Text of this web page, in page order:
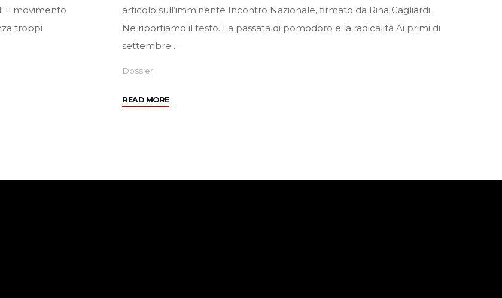
Il movimento
troppi
articolo sull’imminente Incontro Nazionale, firmato da Rina Gagliardi.
Ne riportiamo il testo. La passata di pomodoro e la radicalità Ai primi di
settembre …
Dossier
READ MORE"Bilanci